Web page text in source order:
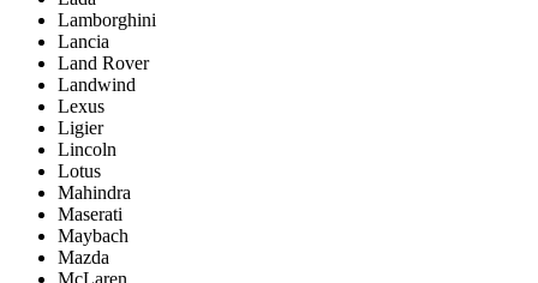
Lamborghini
Lancia
Land Rover
Landwind
Lexus
Ligier
Lincoln
Lotus
Mahindra
Maserati
Maybach
Mazda
McLaren